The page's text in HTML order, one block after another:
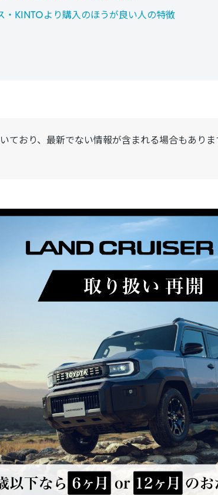
・KINTOより購入のほうが良い人の特徴
ており、最新でない情報が含まれる場合もあり